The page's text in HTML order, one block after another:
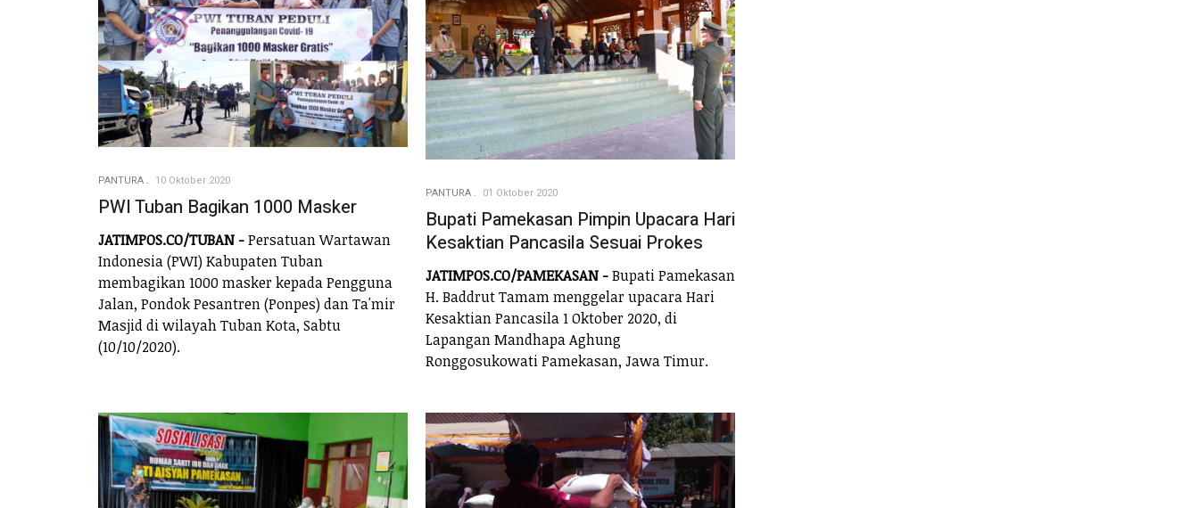
PANTURA 10 Oktober 2020
PWI Tuban Bagikan 1000 Masker
JATIMPOS.CO/TUBAN -Persatuan Wartawan
Indonesia (PWI) Kabupaten Tuban
membagikan 1000 masker kepada Pengguna
Jalan, Pondok Pesantren (Ponpes) dan Ta'mir
Masjid di wilayah Tuban Kota, Sabtu
(10/10/2020).
PANTURA 01 Oktober 2020
Bupati Pamekasan Pimpin Upacara Hari
Kesaktian Pancasila Sesuai Prokes
JATIMPOS.CO/PAMEKASAN -Bupati Pamekasan
H. Baddrut Tamam menggelar upacara Hari
Kesaktian Pancasila 1 Oktober 2020, di
Lapangan Mandhapa Aghung
Ronggosukowati Pamekasan, Jawa Timur.